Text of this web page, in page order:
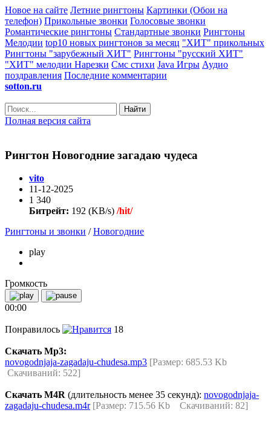
Новое на сайте Летние рингтоны Картинки (Обои на
телефон) Прикольные звонки Голосовые звонки
Романтические рингтоны Стандартные звонки Рингтоны
Мелодии top10 новых рингтонов за месяц "ХИТ" прикольных
Рингтоны "зарубежный ХИТ" Рингтоны "русский ХИТ"
"ХИТ" мелодии Нарезки Смс стихи Java Игры Аудио
поздравления Последние комментарии
sotton.ru
Найти
Полная версия сайта
Рингтон Новогодние загадаю чудеса
vito
11-12-2025
1 340
Битрейт: 192 (KB/s) /hit/
Рингтоны и звонки /Новогодние
play
Громкость
00:00
Понравилось 18
Скачать Mp3:
novogodnjaja-zagadaju-chudesa.mp3 [Размер: 685.53 Kb
Скачиваний: 522]
Скачать M4R (длительность менее 35 секунд): novogodnjaja-
zagadaju-chudesa.m4r[Размер: 715.56 Kb Скачиваний: 82]